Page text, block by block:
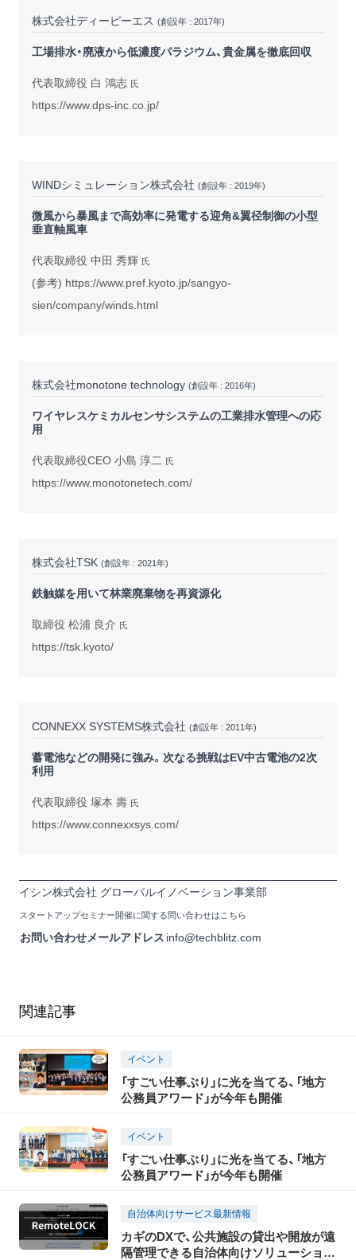
株式会社ディーピーエス (創設年 : 2017年)
工場排水・廃液から低濃度パラジウム、貴金属を徹底回収
代表取締役 白 鴻志 氏
https://www.dps-inc.co.jp/
WINDシミュレーション株式会社 (創設年 : 2019年)
微風から暴風まで高効率に発電する迎角&翼径制御の小型
垂直軸風車
代表取締役 中田 秀輝 氏
(参考) https://www.pref.kyoto.jp/sangyo-
sien/company/winds.html
株式会社monotone technology (創設年 : 2016年)
ワイヤレスケミカルセンサシステムの工業排水管理への応
用
代表取締役CEO 小島 淳二 氏
https://www.monotonetech.com/
株式会社TSK (創設年 : 2021年)
鉄触媒を用いて林業廃棄物を再資源化
取締役 松浦 良介 氏
https://tsk.kyoto/
CONNEXX SYSTEMS株式会社 (創設年 : 2011年)
蓄電池などの開発に強み。次なる挑戦はEV中古電池の2次
利用
代表取締役 塚本 壽 氏
https://www.connexxsys.com/
イシン株式会社 グローバルイノベーション事業部
スタートアップセミナー開催に関する問い合わせはこちら
お問い合わせメールアドレス info@techblitz.com
関連記事
イベント
「すごい仕事ぶり」に光を当てる、「地方
公務員アワード」が今年も開催
イベント
「すごい仕事ぶり」に光を当てる、「地方
公務員アワード」が今年も開催
自治体向けサービス最新情報
カギのDXで、公共施設の貸出や開放が遠
隔管理できる自治体向けソリューション